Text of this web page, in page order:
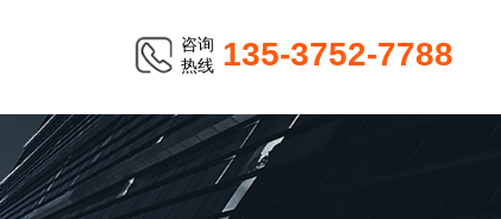
咨询
热线 135-3752-7788